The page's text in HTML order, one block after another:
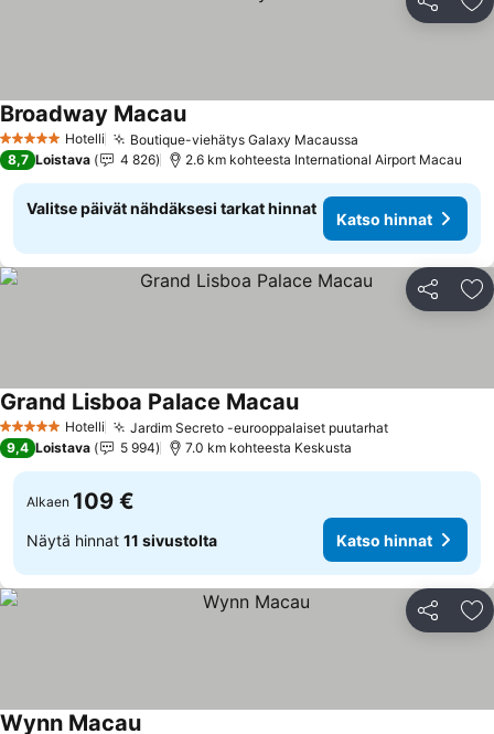
Jaa
5 Tähtiluokitus
Hotelli Boutique-viehätys Galaxy Macaussa
Broadway Macau
8,7 Loistava 4 826 2.6 km kohteesta International Airport Macau
Valitse päivät nähdäksesi tarkat hinnat
Katso hinnat
Jaa
5 Tähtiluokitus
Hotelli Jardim Secreto -eurooppalaiset puutarhat
Grand Lisboa Palace Macau
9,4 Loistava 5 994 7.0 km kohteesta Keskusta
Alkaen 109 €
Näytä hinnat 11 sivustolta Katso hinnat
Jaa
Wynn Macau